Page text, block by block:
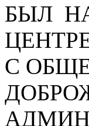
БЫЛ
С